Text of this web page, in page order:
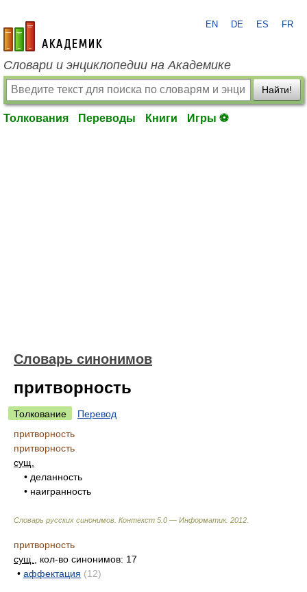
academic.ru
EN DE ES FR
Словари и энциклопедии на Академике
Найти!
Толкования Переводы Книги Игры ⚽
Словарь синонимов
притворность
Толкование
Перевод
притворность
притворность
сущ.
• деланность
• наигранность
Словарь русских синонимов. Контекст 5.0 — Информатик. 2012
притворность
сущ.
, кол-во синонимов: 17
• аффектация (12)